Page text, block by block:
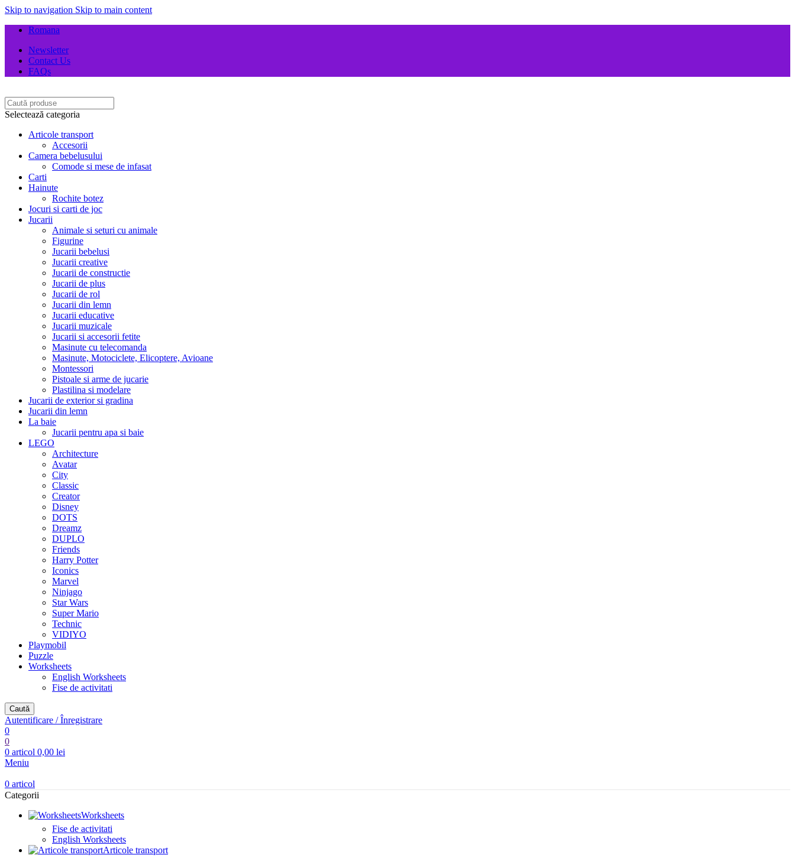
Skip to navigation Skip to main content
Romana
Newsletter
Contact Us
FAQs
Selectează categoria
Articole transport
Accesorii
Camera bebelusului
Comode si mese de infasat
Carti
Hainute
Rochite botez
Jocuri si carti de joc
Jucarii
Animale si seturi cu animale
Figurine
Jucarii bebelusi
Jucarii creative
Jucarii de constructie
Jucarii de plus
Jucarii de rol
Jucarii din lemn
Jucarii educative
Jucarii muzicale
Jucarii si accesorii fetite
Masinute cu telecomanda
Masinute, Motociclete, Elicoptere, Avioane
Montessori
Pistoale si arme de jucarie
Plastilina si modelare
Jucarii de exterior si gradina
Jucarii din lemn
La baie
Jucarii pentru apa si baie
LEGO
Architecture
Avatar
City
Classic
Creator
Disney
DOTS
Dreamz
DUPLO
Friends
Harry Potter
Iconics
Marvel
Ninjago
Star Wars
Super Mario
Technic
VIDIYO
Playmobil
Puzzle
Worksheets
English Worksheets
Fise de activitati
Caută
Autentificare / Înregistrare
0
0
0 articol 0,00 lei
Meniu
0 articol
Categorii
Worksheets
Fise de activitati
English Worksheets
Articole transport